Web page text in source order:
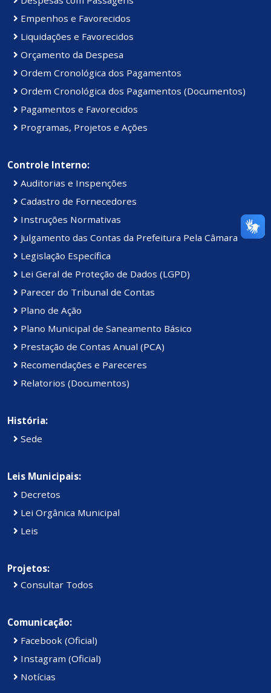
Empenhos e Favorecidos
Liquidações e Favorecidos
Orçamento da Despesa
Ordem Cronológica dos Pagamentos
Ordem Cronológica dos Pagamentos (Documentos)
Pagamentos e Favorecidos
Programas, Projetos e Ações
Controle Interno:
Auditorias e Inspenções
Cadastro de Fornecedores
Instruções Normativas
Julgamento das Contas da Prefeitura Pela Câmara
Legislação Específica
Lei Geral de Proteção de Dados (LGPD)
Parecer do Tribunal de Contas
Plano de Ação
Plano Municipal de Saneamento Básico
Prestação de Contas Anual (PCA)
Recomendações e Pareceres
Relatorios (Documentos)
História:
Sede
Leis Municipais:
Decretos
Lei Orgânica Municipal
Leis
Projetos:
Consultar Todos
Comunicação:
Facebook (Oficial)
Instagram (Oficial)
Notícias